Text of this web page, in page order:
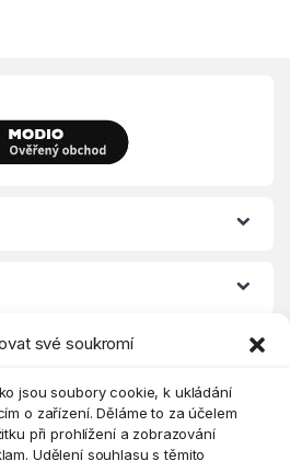
své soukromí
jsou soubory cookie, k ukládání
o zařízení. Děláme to za účelem
při prohlížení a zobrazování
Udělení souhlasu s těmito